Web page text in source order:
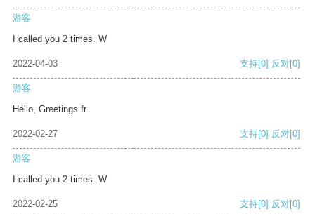
游客
I called you 2 times. W
2022-04-03 支持[0] 反对[0]
游客
Hello, Greetings fr
2022-02-27 支持[0] 反对[0]
游客
I called you 2 times. W
2022-02-25 支持[0] 反对[0]